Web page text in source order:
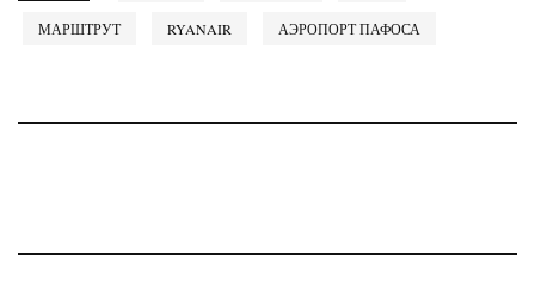
МАРШТРУТ RYANAIR АЭРОПОРТ ПАФОСА